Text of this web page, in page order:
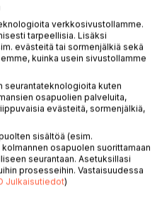
perustuvat neljän
Pilatuksen asiakirjoista
tietojen pohjalta
oikeudenkäyntiin
Pontius Pilatuksen luona
syyttäessä häntä siitä,
antamaa lakia
fariseukset edellyttivät.
hyvät teot ja
sanhedrin päätti, että Jeesus
verkkosivustollamme.
tarpeellisia. Lisäksi
evästeitä tai sormenjälkiä sekä
kuinka usein sivustollamme
seurantateknologioita kuten
osapuolien palveluita,
evästeitä, sormenjälkiä,
sisältöä (esim.
osapuolen suorittamaan
seurantaan. Asetuksillasi
prosesseihin. Vastaisuudessa
Julkaisutiedot)